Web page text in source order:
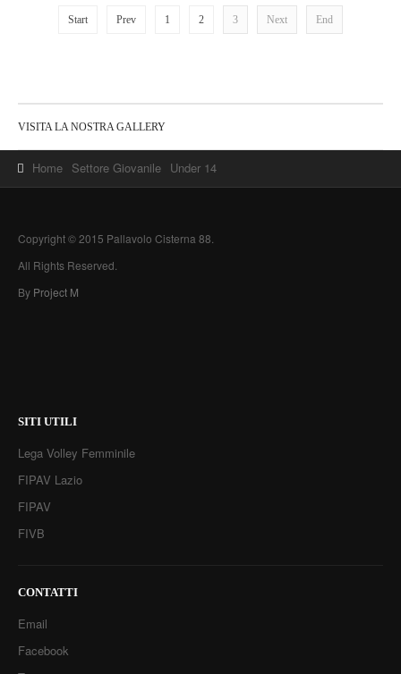
Start Prev 1 2 3 Next End
VISITA LA NOSTRA GALLERY
Home Settore Giovanile Under 14
Copyright © 2015 Pallavolo Cisterna 88.
All Rights Reserved.
By Project M
SITI UTILI
Lega Volley Femminile
FIPAV Lazio
FIPAV
FIVB
CONTATTI
Email
Facebook